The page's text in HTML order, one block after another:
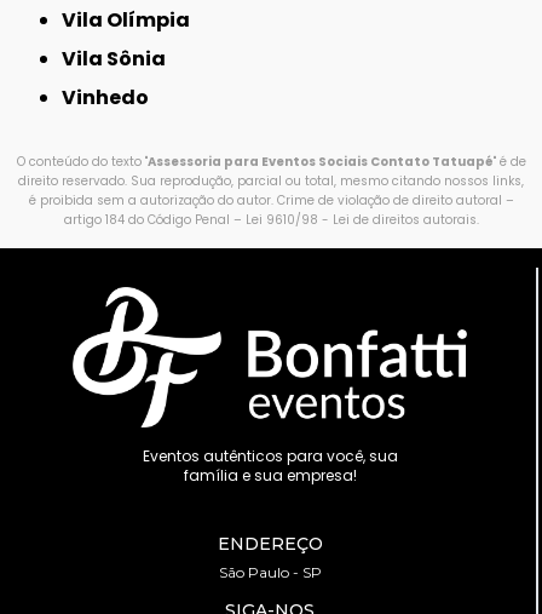
Vila Olímpia
Vila Sônia
Vinhedo
O conteúdo do texto "Assessoria para Eventos Sociais Contato Tatuapé" é de
direito reservado. Sua reprodução, parcial ou total, mesmo citando nossos links,
é proibida sem a autorização do autor. Crime de violação de direito autoral –
artigo 184 do Código Penal – Lei 9610/98 - Lei de direitos autorais.
Eventos autênticos para você, sua
família e sua empresa!
ENDEREÇO
São Paulo - SP